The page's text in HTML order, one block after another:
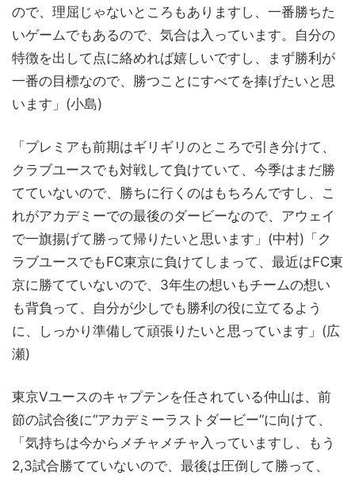
ので、理屈じゃないところもありますし、一番勝ちた
いゲームでもあるので、気合は入っています。自分の
特徴を出して点に絡めれば嬉しいですし、まず勝利が
一番の目標なので、勝つことにすべてを捧げたいと思
います」(小島)
「プレミアも前期はギリギリのところで引き分けて、
クラブユースでも対戦して負けていて、今季はまだ勝
てていないので、勝ちに行くのはもちろんですし、こ
れがアカデミーでの最後のダービーなので、アウェイ
で一旗揚げて勝って帰りたいと思います」(中村)「ク
ラブユースでもFC東京に負けてしまって、最近はFC東
京に勝てていないので、3年生の想いもチームの想い
も背負って、自分が少しでも勝利の役に立てるよう
に、しっかり準備して頑張りたいと思っています」(広
瀬)
東京Vユースのキャプテンを任されている仲山は、前
節の試合後に“アカデミーラストダービー”に向けて、
「気持ちは今からメチャメチャ入っていますし、もう
2,3試合勝てていないので、最後は圧倒して勝って、